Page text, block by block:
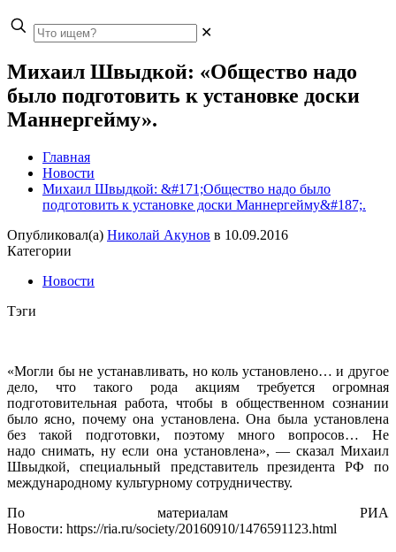
✕
Михаил Швыдкой: «Общество надо
было подготовить к установке доски
Маннергейму».
Главная
Новости
Михаил Швыдкой: &#171;Общество надо было
подготовить к установке доски Маннергейму&#187;.
Опубликовал(а) Николай Акунов в 10.09.2016
Категории
Новости
Тэги
«Могли бы не устанавливать, но коль установлено… и другое
дело, что такого рода акциям требуется огромная
подготовительная работа, чтобы в общественном сознании
было ясно, почему она установлена. Она была установлена
без такой подготовки, поэтому много вопросов… Не
надо снимать, ну если она установлена», — сказал Михаил
Швыдкой, специальный представитель президента РФ по
международному культурному сотрудничеству.
По материалам РИА
Новости: https://ria.ru/society/20160910/1476591123.html